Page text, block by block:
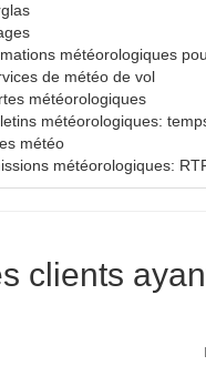
météorologiques
de météo de vol
météorologiques
météorologiques:
météo
météorologiques:
clients